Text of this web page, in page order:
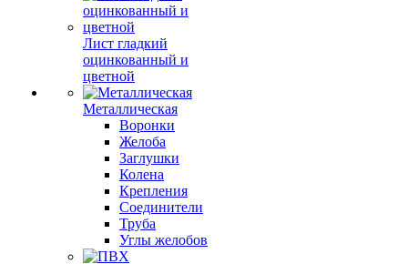
Лист гладкий
оцинкованный и
цветной
Металлическая
Воронки
Желоба
Заглушки
Колена
Крепления
Соединители
Труба
Углы желобов